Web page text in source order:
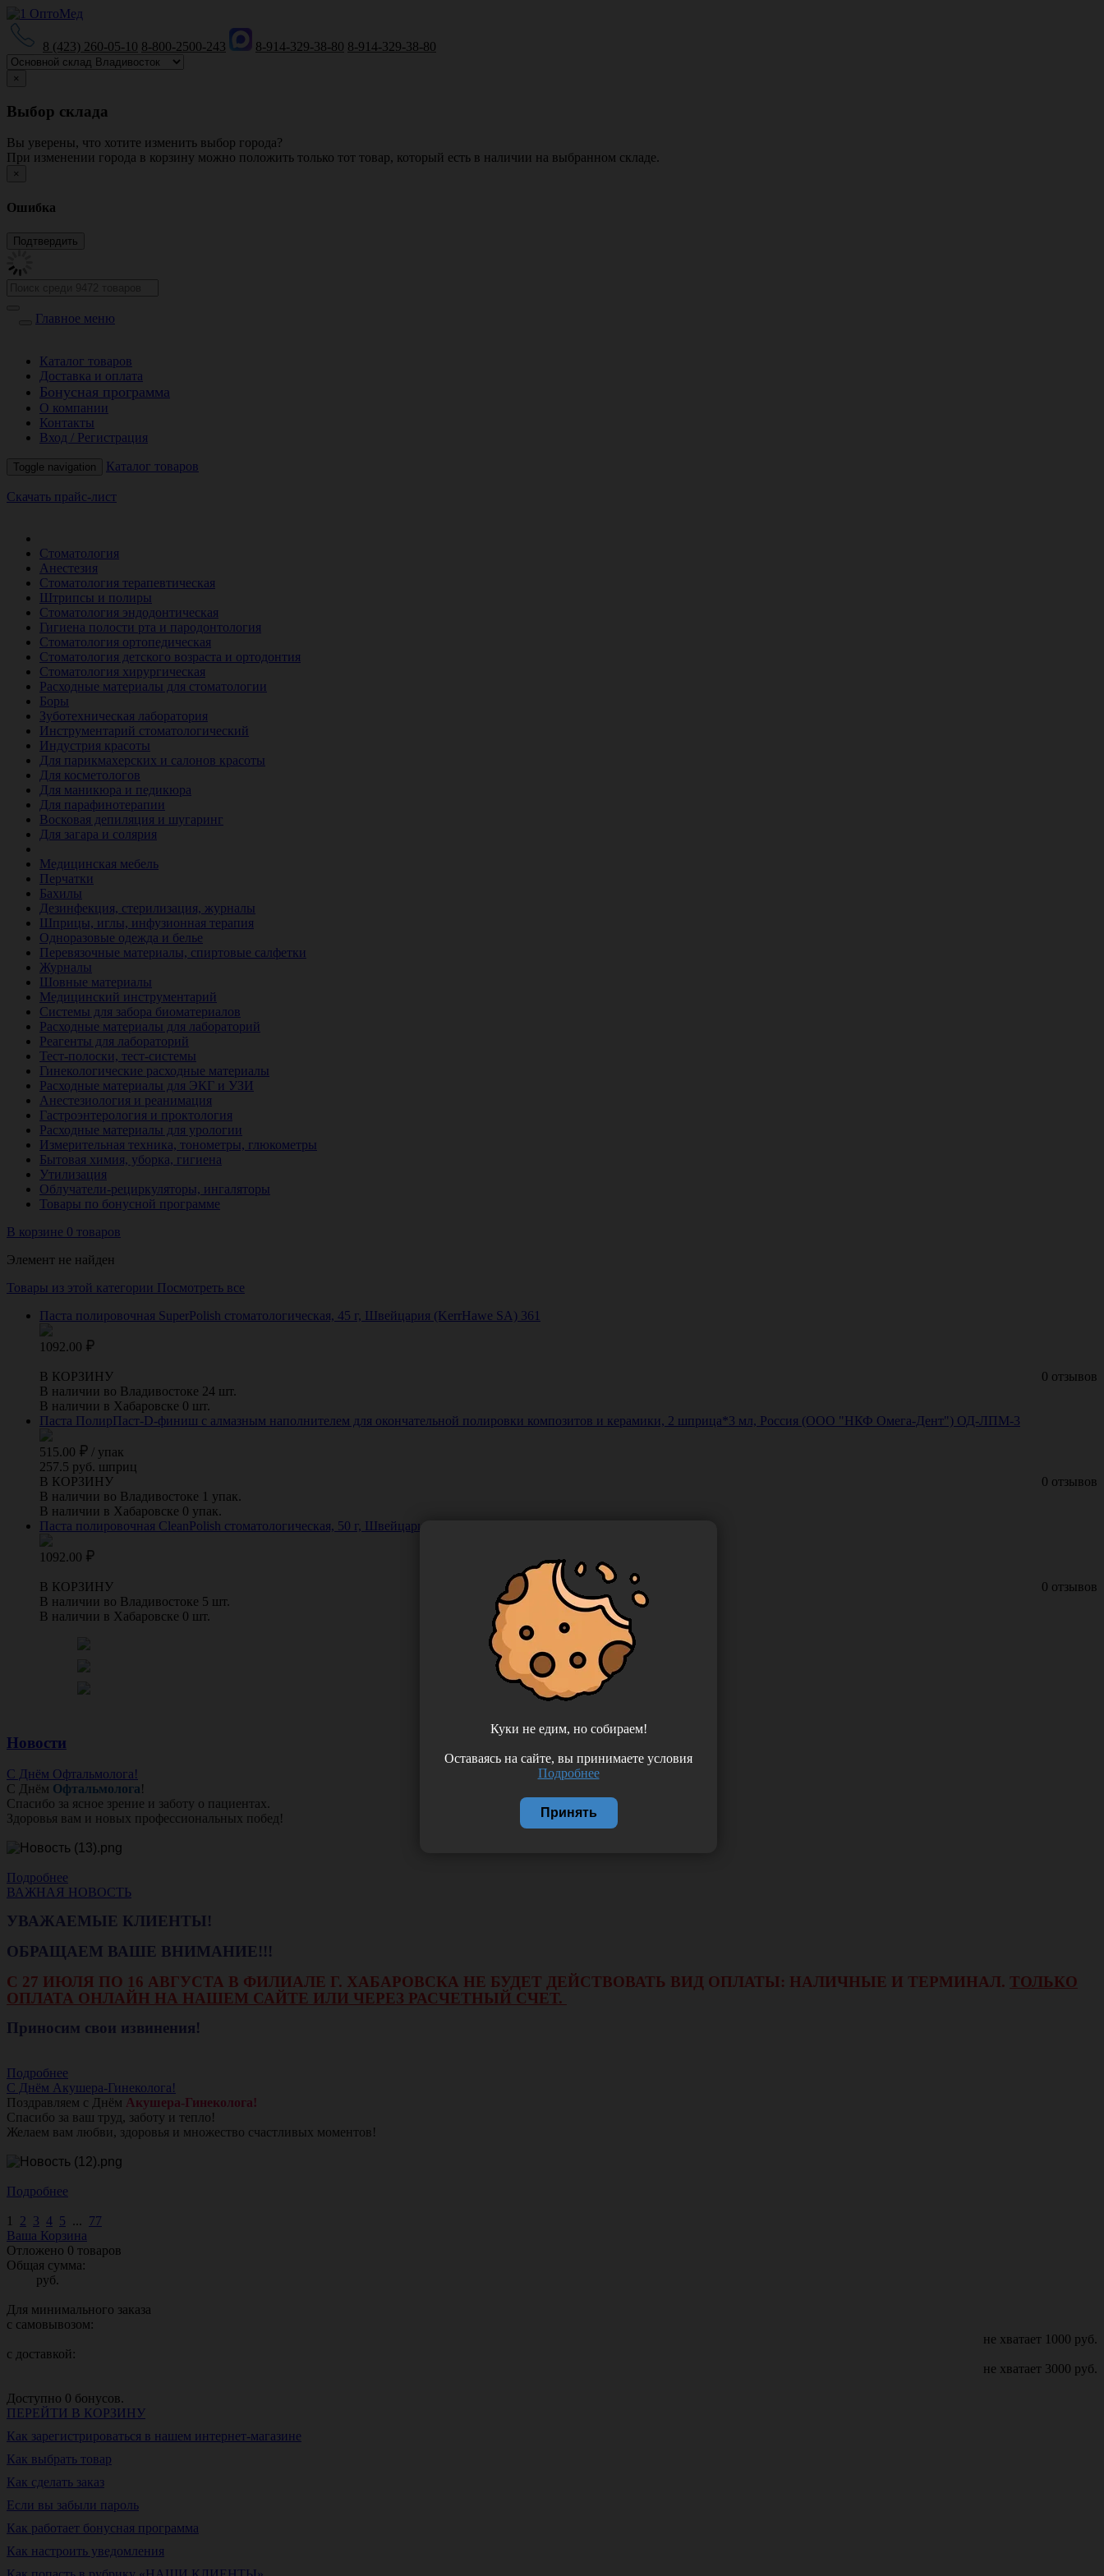
8 (423) 260-05-10 8-800-2500-243 8-914-329-38-80 8-914-329-38-80
×
Выбор склада
Вы уверены, что хотите изменить выбор города?
При изменении города в корзину можно положить только тот товар, который есть в наличии на выбранном складе.
×
Ошибка
Главное меню
Каталог товаров
Доставка и оплата
Бонусная программа
О компании
Контакты
Вход / Регистрация
Toggle navigation Каталог товаров
Скачать прайс-лист
Стоматология
Анестезия
Стоматология терапевтическая
Штрипсы и полиры
Стоматология эндодонтическая
Гигиена полости рта и пародонтология
Стоматология ортопедическая
Стоматология детского возраста и ортодонтия
Стоматология хирургическая
Расходные материалы для стоматологии
Боры
Зуботехническая лаборатория
Инструментарий стоматологический
Индустрия красоты
Для парикмахерских и салонов красоты
Для косметологов
Для маникюра и педикюра
Для парафинотерапии
Восковая депиляция и шугаринг
Для загара и солярия
Медицинская мебель
Перчатки
Бахилы
Дезинфекция, стерилизация, журналы
Шприцы, иглы, инфузионная терапия
Одноразовые одежда и белье
Перевязочные материалы, спиртовые салфетки
Журналы
Шовные материалы
Медицинский инструментарий
Системы для забора биоматериалов
Расходные материалы для лабораторий
Реагенты для лабораторий
Тест-полоски, тест-системы
Гинекологические расходные материалы
Расходные материалы для ЭКГ и УЗИ
Анестезиология и реанимация
Гастроэнтерология и проктология
Расходные материалы для урологии
Измерительная техника, тонометры, глюкометры
Бытовая химия, уборка, гигиена
Утилизация
Облучатели-рециркуляторы, ингаляторы
Товары по бонусной программе
В корзине 0 товаров
Элемент не найден
Товары из этой категории Посмотреть все
Паста полировочная SuperPolish стоматологическая, 45 г, Швейцария (KerrHawe SA) 361
1092.00
0 отзывов
В КОРЗИНУ
В наличии во Владивостоке 24 шт.
В наличии в Хабаровске 0 шт.
Паста ПолирПаст-D-финиш с алмазным наполнителем для окончательной полировки композитов и керамики, 2 шприца*3 мл, Россия (ООО "НКФ Омега-Дент") ОД-ЛПМ-3
515.00 / упак
257.5 руб. шприц
0 отзывов
В КОРЗИНУ
В наличии во Владивостоке 1 упак.
В наличии в Хабаровске 0 упак.
Паста полировочная CleanPolish стоматологическая, 50 г, Швейцария (KerrHawe SA) 360
1092.00
0 отзывов
В КОРЗИНУ
В наличии во Владивостоке 5 шт.
В наличии в Хабаровске 0 шт.
Новости
С Днём Офтальмолога!
С Днём Офтальмолога!
Спасибо за ясное зрение и заботу о пациентах.
Здоровья вам и новых профессиональных побед!
Подробнее
ВАЖНАЯ НОВОСТЬ
УВАЖАЕМЫЕ КЛИЕНТЫ!
ОБРАЩАЕМ ВАШЕ ВНИМАНИЕ!!!
С 27 ИЮЛЯ ПО 16 АВГУСТА В ФИЛИАЛЕ Г. ХАБАРОВСКА НЕ БУДЕТ ДЕЙСТВОВАТЬ ВИД ОПЛАТЫ: НАЛИЧНЫЕ И ТЕРМИНАЛ. ТОЛЬКО
ОПЛАТА ОНЛАЙН НА НАШЕМ САЙТЕ ИЛИ ЧЕРЕЗ РАСЧЕТНЫЙ СЧЕТ.
Приносим свои извинения!
Подробнее
С Днём Акушера-Гинеколога!
Поздравляем с Днём Акушера-Гинеколога!
Спасибо за ваш труд, заботу и тепло!
Желаем вам любви, здоровья и множество счастливых моментов!
Подробнее
1 2 3 4 5 ... 77
Ваша Корзина
Отложено 0 товаров
Общая сумма:
руб.
Для минимального заказа
с самовывозом:
не хватает 1000 руб.
с доставкой:
не хватает 3000 руб.
Доступно 0 бонусов.
ПЕРЕЙТИ В КОРЗИНУ
Как зарегистрироваться в нашем интернет-магазине
Как выбрать товар
Как сделать заказ
Если вы забыли пароль
Как работает бонусная программа
Как настроить уведомления
Куки не едим, но собираем!
Оставаясь на сайте, вы принимаете условия
Подробнее
Принять